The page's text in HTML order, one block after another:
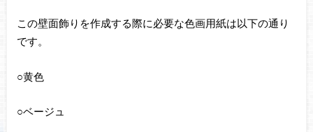
この壁面飾りを作成する際に必要な色画用紙は以下の通り
です。
○黄色
○ベージュ